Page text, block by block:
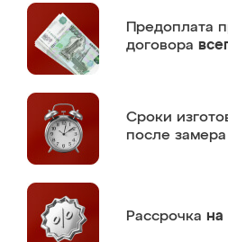
Предоплата
договора
Сроки
после замера
Рассрочка на